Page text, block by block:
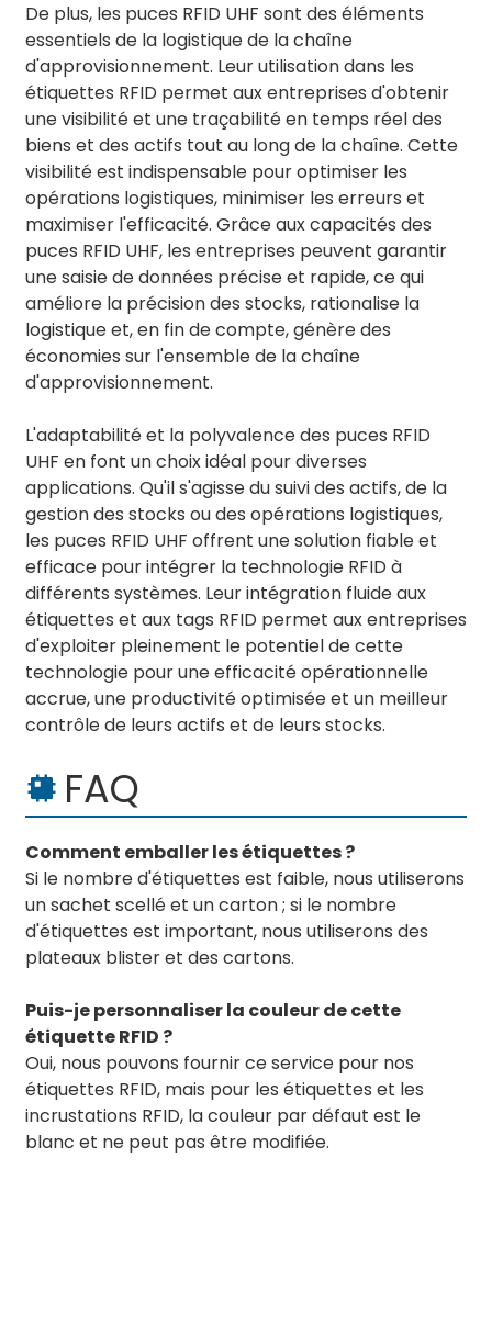
De plus, les puces RFID UHF sont des éléments
essentiels de la logistique de la chaîne
d'approvisionnement. Leur utilisation dans les
étiquettes RFID permet aux entreprises d'obtenir
une visibilité et une traçabilité en temps réel des
biens et des actifs tout au long de la chaîne. Cette
visibilité est indispensable pour optimiser les
opérations logistiques, minimiser les erreurs et
maximiser l'efficacité. Grâce aux capacités des
puces RFID UHF, les entreprises peuvent garantir
une saisie de données précise et rapide, ce qui
améliore la précision des stocks, rationalise la
logistique et, en fin de compte, génère des
économies sur l'ensemble de la chaîne
d'approvisionnement.
L'adaptabilité et la polyvalence des puces RFID
UHF en font un choix idéal pour diverses
applications. Qu'il s'agisse du suivi des actifs, de la
gestion des stocks ou des opérations logistiques,
les puces RFID UHF offrent une solution fiable et
efficace pour intégrer la technologie RFID à
différents systèmes. Leur intégration fluide aux
étiquettes et aux tags RFID permet aux entreprises
d'exploiter pleinement le potentiel de cette
technologie pour une efficacité opérationnelle
accrue, une productivité optimisée et un meilleur
contrôle de leurs actifs et de leurs stocks.
FAQ
Comment emballer les étiquettes ?
Si le nombre d'étiquettes est faible, nous utiliserons
un sachet scellé et un carton ; si le nombre
d'étiquettes est important, nous utiliserons des
plateaux blister et des cartons.
Puis-je personnaliser la couleur de cette
étiquette RFID ?
Oui, nous pouvons fournir ce service pour nos
étiquettes RFID, mais pour les étiquettes et les
incrustations RFID, la couleur par défaut est le
blanc et ne peut pas être modifiée.